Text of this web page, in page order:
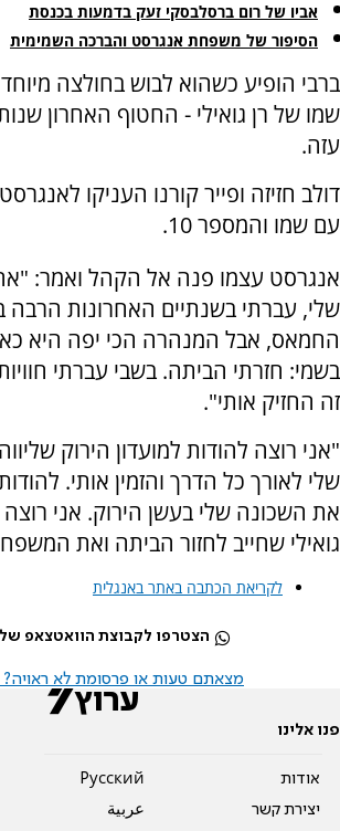
אביו של רום ברסלבסקי זעק בדמעות בכנסת
הסיפור של משפחת אנגרסט והברכה השמימית
ברבי הופיע כשהוא לבוש בחולצה
שמו של רן גואילי - החטוף האחרון
עזה.
דולב חזיזה ופייר קורנו העניקו
עם שמו והמספר 10.
אנגרסט עצמו פנה אל הקהל ואמר:
שלי, עברתי בשנתיים האחרונות
החמאס, אבל המנהרה הכי יפה היא
בשמי: חזרתי הביתה. בשבי עברתי
זה החזיק אותי".
"אני רוצה להודות למועדון הירוק
שלי לאורך כל הדרך והזמין אותי.
את השכונה שלי בעשן הירוק. אני רוצה
גואילי שחייב לחזור הביתה ואת
לקריאת הכתבה באתר באנגלית
הצטרפו לקבוצת הוואטצאפ של
מצאתם טעות או פרסומת לא ראויה?
פנו אלינו
אודות
יצירת קשר
Pусский
عربية